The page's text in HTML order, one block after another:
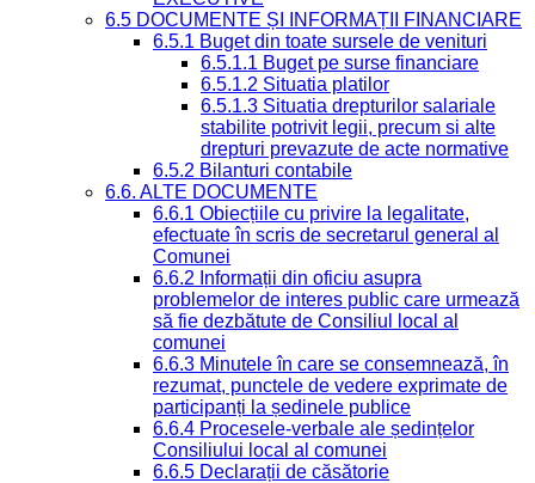
6.5 DOCUMENTE ȘI INFORMAȚII FINANCIARE
6.5.1 Buget din toate sursele de venituri
6.5.1.1 Buget pe surse financiare
6.5.1.2 Situatia platilor
6.5.1.3 Situatia drepturilor salariale
stabilite potrivit legii, precum si alte
drepturi prevazute de acte normative
6.5.2 Bilanturi contabile
6.6. ALTE DOCUMENTE
6.6.1 Obiecțiile cu privire la legalitate,
efectuate în scris de secretarul general al
Comunei
6.6.2 Informații din oficiu asupra
problemelor de interes public care urmează
să fie dezbătute de Consiliul local al
comunei
6.6.3 Minutele în care se consemnează, în
rezumat, punctele de vedere exprimate de
participanți la ședinele publice
6.6.4 Procesele-verbale ale ședințelor
Consiliului local al comunei
6.6.5 Declarații de căsătorie